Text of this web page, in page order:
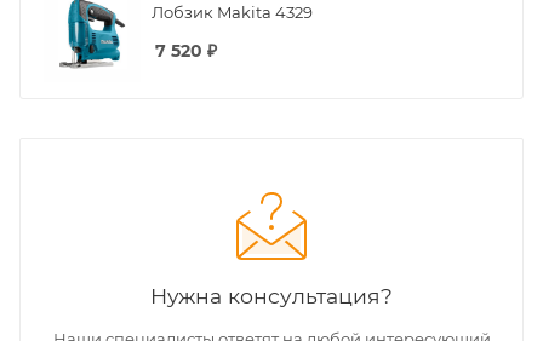
Лобзик Makita 4329
7 520 ₽
Нужна консультация?